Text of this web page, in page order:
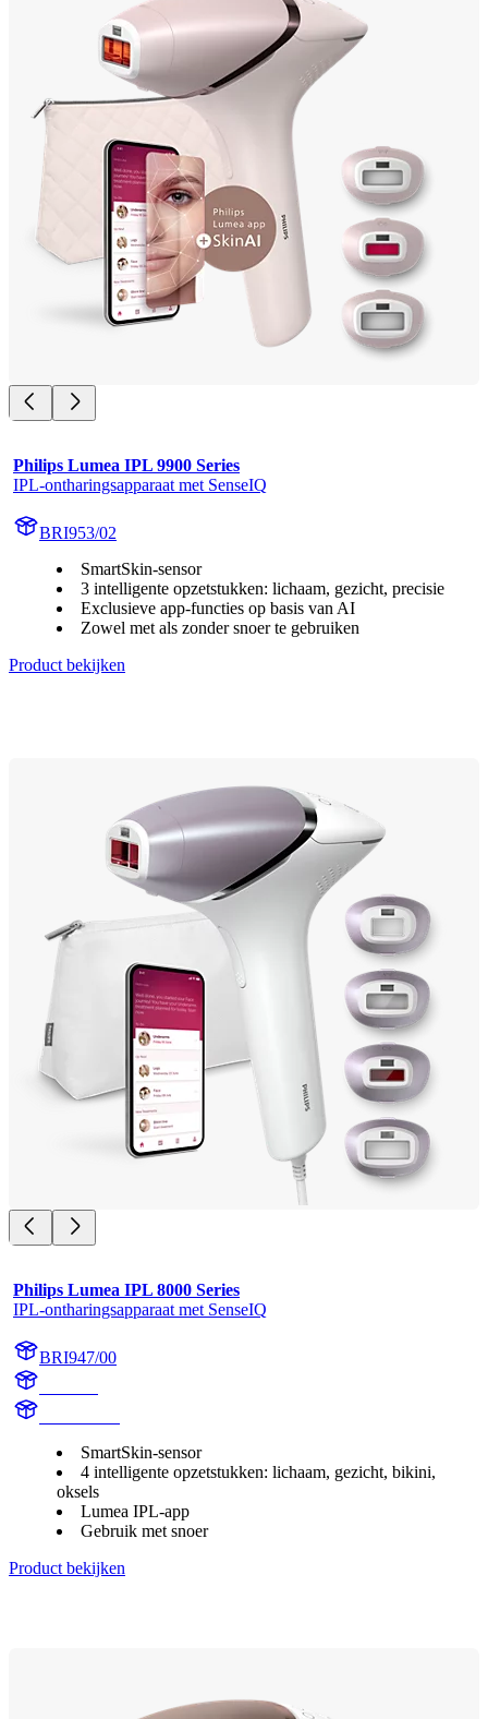
Philips Lumea IPL 9900 Series
IPL-ontharingsapparaat met SenseIQ
BRI953/02
SmartSkin-sensor
3 intelligente opzetstukken: lichaam, gezicht, precisie
Exclusieve app-functies op basis van AI
Zowel met als zonder snoer te gebruiken
Product bekijken
Philips Lumea IPL 8000 Series
IPL-ontharingsapparaat met SenseIQ
BRI947/00
SmartSkin-sensor
4 intelligente opzetstukken: lichaam, gezicht, bikini,
oksels
Lumea IPL-app
Gebruik met snoer
Product bekijken